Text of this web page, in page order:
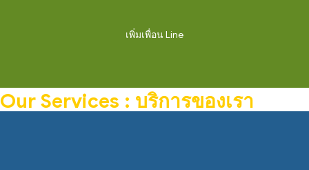
เพิ่มเพื่อน Line
Our Services : บริการของเรา